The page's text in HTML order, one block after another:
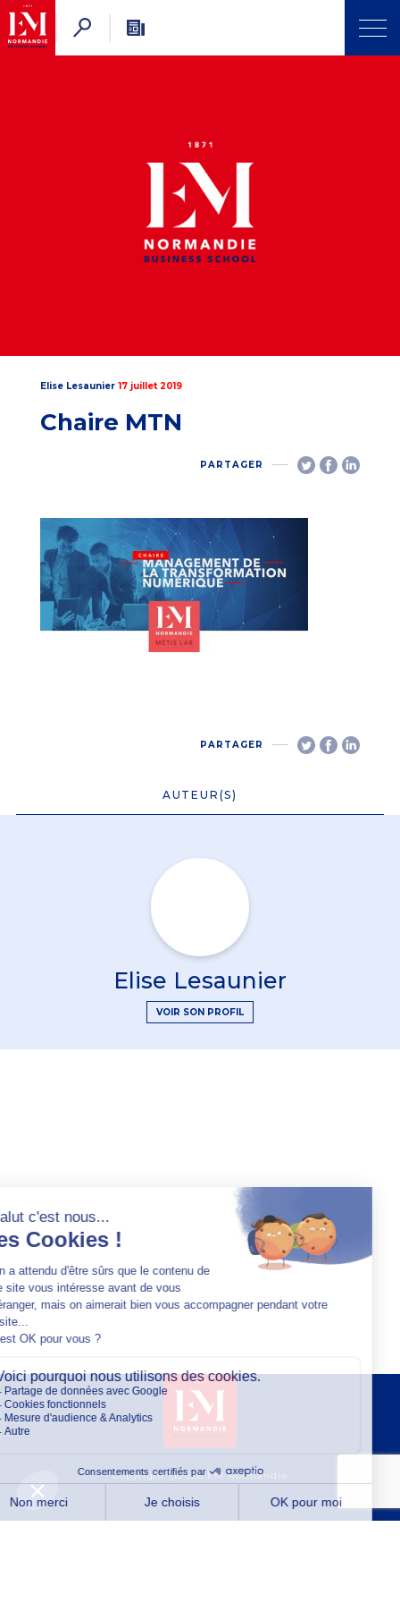
Elise Lesaunier 17 juillet 2019
Chaire MTN
PARTAGER
PARTAGER
AUTEUR(S)
Elise Lesaunier
VOIR SON PROFIL
Copyright @2026 EM Normandie